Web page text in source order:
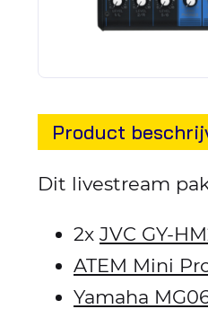
Product
Dit livestream
2x JVC GY-
ATEM Mini
Yamaha